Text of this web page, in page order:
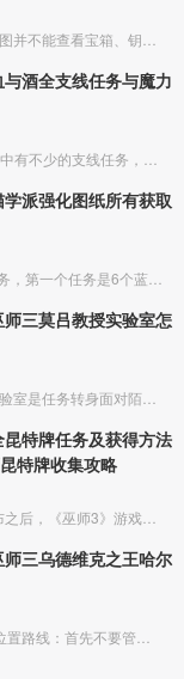
与酒全支线任务与魔力
学派强化图纸所有获取
师三莫吕教授实验室怎
昆特牌任务及获得方法
特牌收集攻略
师三乌德维克之王哈尔